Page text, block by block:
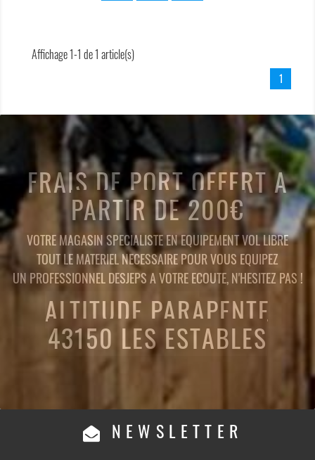
Affichage 1-1 de 1 article(s)
1
FRAIS DE PORT OFFERT A
PARTIR DE 200€
VOTRE MAGASIN SPECIALISTE EN EQUIPEMENT VOL LIBRE
TOUT LE MATERIEL NECESSAIRE POUR VOUS EQUIPEZ
UN PROFESSIONNEL DESJEPS A VOTRE ECOUTE, N'HESITEZ PAS !
ALTITUDE PARAPENTE
43150 LES ESTABLES
NEWSLETTER